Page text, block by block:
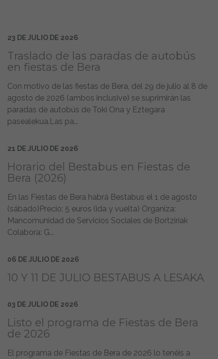
23 DE JULIO DE 2026
Traslado de las paradas de autobús
en fiestas de Bera
Con motivo de las fiestas de Bera, del 29 de julio al 8 de
agosto de 2026 (ambos inclusive) se suprimirán las
paradas de autobús de Toki Ona y Eztegara
pasealekua.Las pa...
21 DE JULIO DE 2026
Horario del Bestabus en Fiestas de
Bera (2026)
En las Fiestas de Bera habrá Bestabus el 1 de agosto
(sábado)Precio: 5 euros (ida y vuelta) Organiza:
Mancomunidad de Servicios Sociales de Bortziriak
Colabora: G...
06 DE JULIO DE 2026
10 Y 11 DE JULIO BESTABUS A LESAKA
03 DE JULIO DE 2026
Listo el programa de Fiestas de Bera
de 2026
El programa de Fiestas de Bera de 2026 lo tenéis a